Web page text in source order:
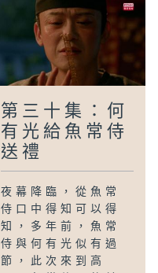
第三十集：何
有光給魚常侍
送禮
夜幕降臨，從魚常
侍口中得知可以得
知，多年前，魚常
侍與何有光似有過
節，此次來到高